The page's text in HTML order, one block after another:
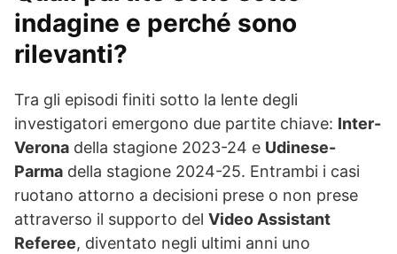
indagine e perché sono
rilevanti?
Tra gli episodi finiti sotto la lente degli
investigatori emergono due partite chiave: Inter-
Verona della stagione 2023-24 e Udinese-
Parma della stagione 2024-25. Entrambi i casi
ruotano attorno a decisioni prese o non prese
attraverso il supporto del Video Assistant
Referee, diventato negli ultimi anni uno